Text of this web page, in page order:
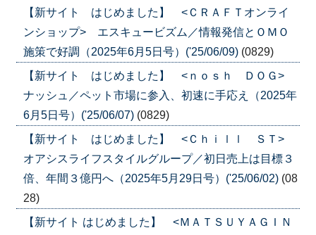
【新サイト はじめました】 <ＣＲＡＦＴオンライ
ンショップ> エスキュービズム／情報発信とＯＭＯ
施策で好調（2025年6月5日号）('25/06/09) (0829)
【新サイト はじめました】 <ｎｏｓｈ ＤＯＧ>
ナッシュ／ペット市場に参入、初速に手応え（2025年
6月5日号）('25/06/07) (0829)
【新サイト はじめました】 <Ｃｈｉｌｌ ＳＴ>
オアシスライフスタイルグループ／初日売上は目標３
倍、年間３億円へ（2025年5月29日号）('25/06/02) (08
28)
【新サイト はじめました】 <ＭＡＴＳＵＹＡＧＩＮ